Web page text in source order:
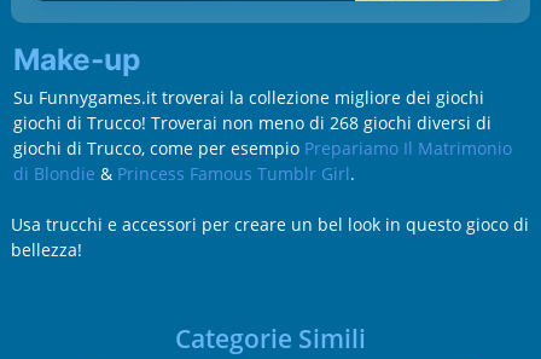
Make-up
Su Funnygames.it troverai la collezione migliore dei giochi
giochi di Trucco! Troverai non meno di 268 giochi diversi di
giochi di Trucco, come per esempio Prepariamo Il Matrimonio
di Blondie & Princess Famous Tumblr Girl.
Usa trucchi e accessori per creare un bel look in questo gioco di
bellezza!
Categorie Simili